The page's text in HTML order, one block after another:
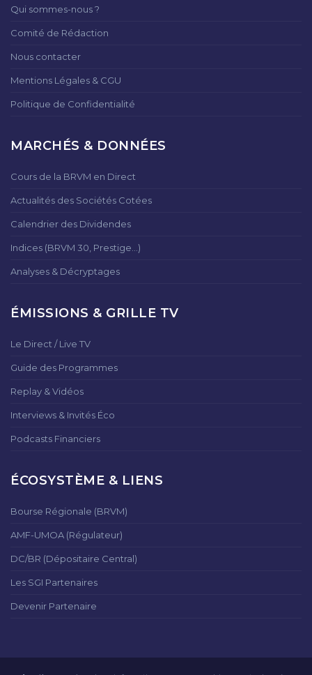
Qui sommes-nous ?
Comité de Rédaction
Nous contacter
Mentions Légales & CGU
Politique de Confidentialité
MARCHÉS & DONNÉES
Cours de la BRVM en Direct
Actualités des Sociétés Cotées
Calendrier des Dividendes
Indices (BRVM 30, Prestige...)
Analyses & Décryptages
ÉMISSIONS & GRILLE TV
Le Direct / Live TV
Guide des Programmes
Replay & Vidéos
Interviews & Invités Éco
Podcasts Financiers
ÉCOSYSTÈME & LIENS
Bourse Régionale (BRVM)
AMF-UMOA (Régulateur)
DC/BR (Dépositaire Central)
Les SGI Partenaires
Devenir Partenaire